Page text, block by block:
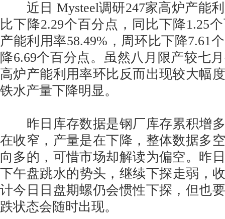
近日 Mysteel调研247家高炉产能利
比下降2.29个百分点，同比下降1.25
产能利用率58.49%，周环比下降7.61
降6.69个百分点。虽然八月限产较七
高炉产能利用率环比反而出现较大幅
铁水产量下降明显。
昨日库存数据是钢厂库存累积增多
在收窄，产量是在下降，整体数据多
向多的，可惜市场却解读为偏空。昨
下午盘跳水的势头，继续下探走弱，
计今日日盘期螺仍会惯性下探，但也
跌状态会随时出现。